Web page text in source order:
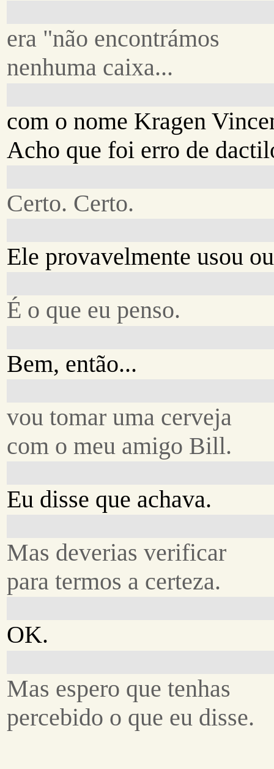
era "não encontrámos
nenhuma caixa...
com o nome Kragen
Acho que foi erro de
Certo. Certo.
Ele provavelmente usou
É o que eu penso.
Bem, então...
vou tomar uma cerveja
com o meu amigo Bill.
Eu disse que achava.
Mas deverias verificar
para termos a certeza.
OK.
Mas espero que tenhas
percebido o que eu disse.